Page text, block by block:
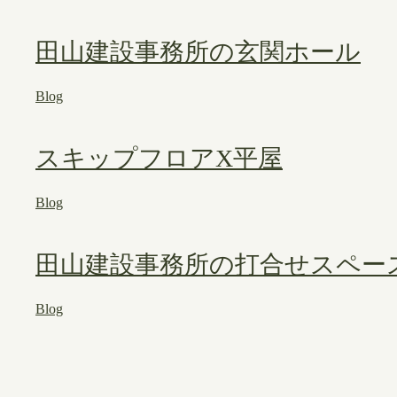
田山建設事務所の玄関ホール
Blog
スキップフロアX平屋
Blog
田山建設事務所の打合せスペー
Blog